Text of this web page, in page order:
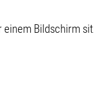
Bildschirm